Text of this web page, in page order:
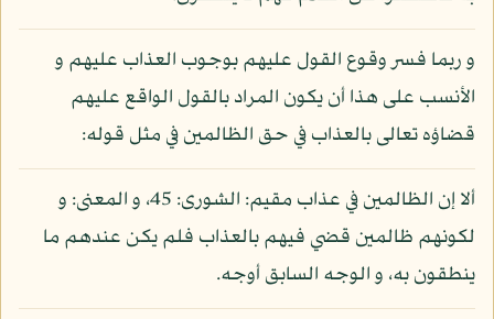
و ربما فسر وقوع القول عليهم بوجوب العذاب عليهم و
الأنسب على هذا أن يكون المراد بالقول الواقع عليهم
قضاؤه تعالى بالعذاب في حق الظالمين في مثل قوله:
ألا إن الظالمين في عذاب مقيم: الشورى: 45، و المعنى: و
لكونهم ظالمين قضي فيهم بالعذاب فلم يكن عندهم ما
ينطقون به، و الوجه السابق أوجه.